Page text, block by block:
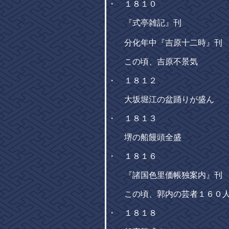
・ １８１０
『式亭雑記』刊
分化年中『吉原十二時』刊
この頃、吉原不景気
・ １８１２
大坂堀江の盆踊りが盛ん
・ １８１３
堺の船饅頭全盛
・ １８１６
『諸国色里価帳独案内』刊
この頃、郭内の芸者１６０
・ １８１８